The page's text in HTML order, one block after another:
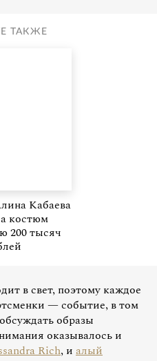
ТАКЖЕ
Кабаева
костюм
200 тысяч
в свет, поэтому каждое
— событие, в том
образы
оказывалось и
Rich, и алый